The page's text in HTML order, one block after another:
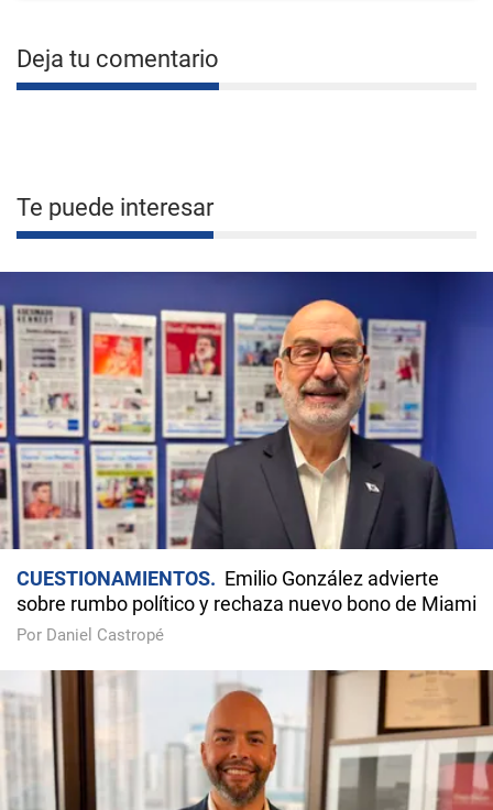
Deja tu comentario
Te puede interesar
CUESTIONAMIENTOS
Emilio González advierte
sobre rumbo político y rechaza nuevo bono de Miami
Por Daniel Castropé